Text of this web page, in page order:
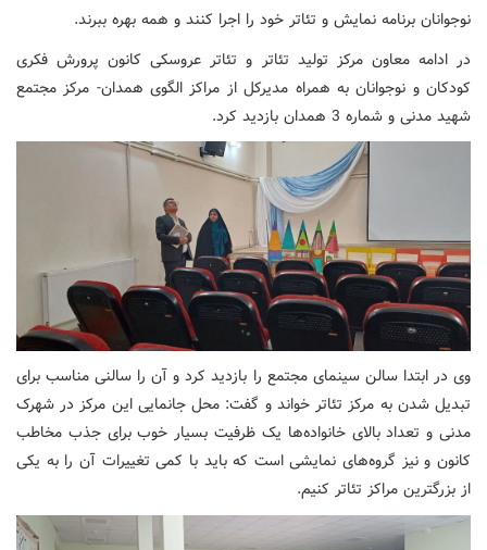
نوجوانان برنامه نمایش و تئاتر خود را اجرا کنند و همه بهره ببرند.
در ادامه معاون مرکز تولید تئاتر و تئاتر عروسکی کانون پرورش فکری
کودکان و نوجوانان به همراه مدیرکل از مراکز الگوی همدان- مرکز مجتمع
شهید مدنی و شماره 3 همدان بازدید کرد.
وی در ابتدا سالن سینمای مجتمع را بازدید کرد و آن را سالنی مناسب برای
تبدیل شدن به مرکز تئاتر خواند و گفت: محل جانمایی این مرکز در شهرک
مدنی و تعداد بالای خانواده‌ها یک ظرفیت بسیار خوب برای جذب مخاطب
کانون و نیز گروه‌های نمایشی است که باید با کمی تغییرات آن را به یکی
از بزرگترین مراکز تئاتر کنیم.